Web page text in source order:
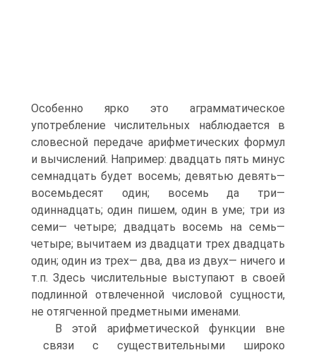
Особенно ярко это аграмматическое
употребление числительных наблюдается в
словесной передаче арифметических формул
и вычислений. Например: двадцать пять минус
семнадцать будет восемь; девятью девять—
восемьдесят один; восемь да три—
одиннадцать; один пишем, один в уме; три из
семи— четыре; двадцать восемь на семь—
четыре; вычитаем из двадцати трех двадцать
один; один из трех— два, два из двух— ничего и
т.п. Здесь числительные выступают в своей
подлинной отвлеченной числовой сущности,
не отягченной предметными именами.
В этой арифметической функции вне
связи с существительными широко